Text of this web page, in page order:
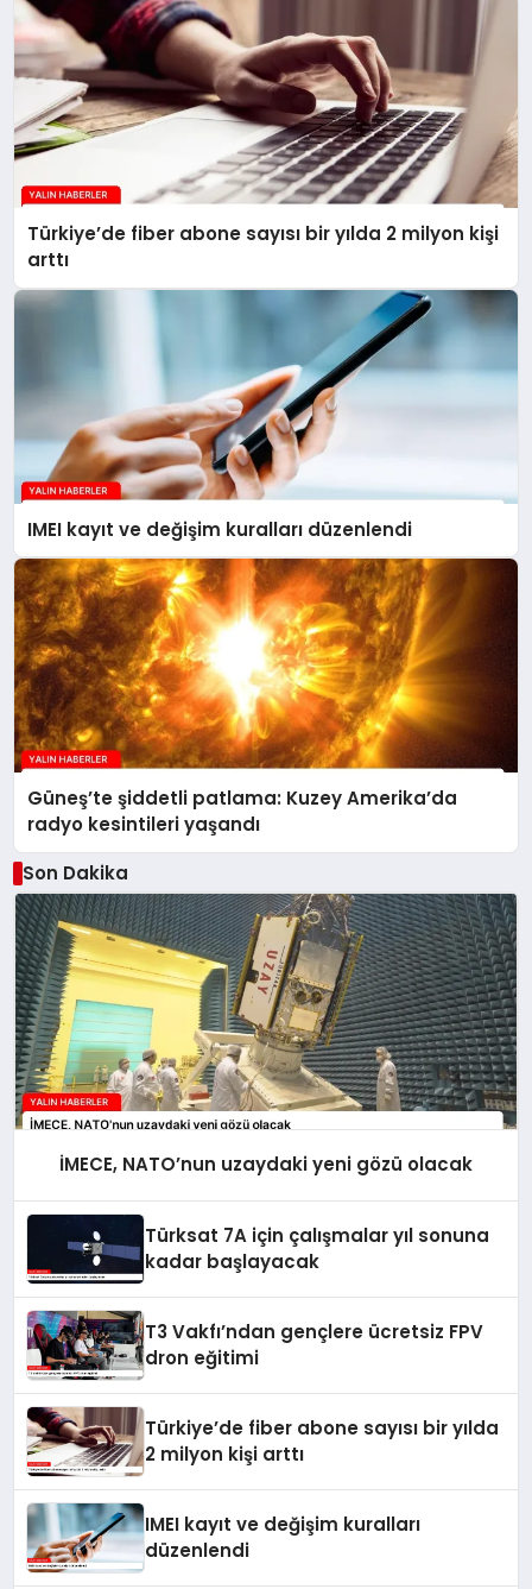
Türkiye’de fiber abone sayısı bir yılda 2 milyon kişi
arttı
IMEI kayıt ve değişim kuralları düzenlendi
Güneş’te şiddetli patlama: Kuzey Amerika’da
radyo kesintileri yaşandı
Son Dakika
İMECE, NATO’nun uzaydaki yeni gözü olacak
Türksat 7A için çalışmalar yıl sonuna
kadar başlayacak
T3 Vakfı’ndan gençlere ücretsiz FPV
dron eğitimi
Türkiye’de fiber abone sayısı bir yılda
2 milyon kişi arttı
IMEI kayıt ve değişim kuralları
düzenlendi